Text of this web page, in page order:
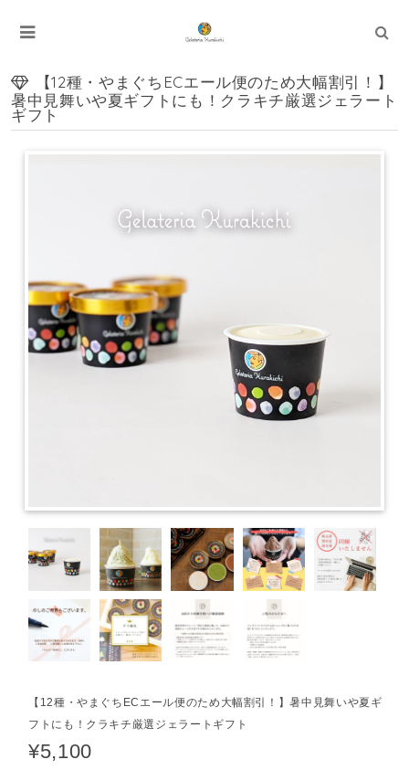
【12種・やまぐちECエール便のため大幅割引！】
暑中見舞いや夏ギフトにも！クラキチ厳選ジェラート
ギフト
【12種・やまぐちECエール便のため大幅割引！】暑中見舞いや夏ギ
フトにも！クラキチ厳選ジェラートギフト
¥5,100